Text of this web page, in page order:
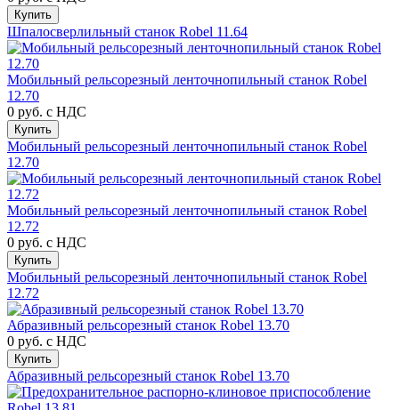
Купить
Шпалосверлильный станок Robel 11.64
Мобильный рельсорезный ленточнопильный станок Robel
12.70
0 руб. с НДС
Купить
Мобильный рельсорезный ленточнопильный станок Robel
12.70
Мобильный рельсорезный ленточнопильный станок Robel
12.72
0 руб. с НДС
Купить
Мобильный рельсорезный ленточнопильный станок Robel
12.72
Абразивный рельсорезный станок Robel 13.70
0 руб. с НДС
Купить
Абразивный рельсорезный станок Robel 13.70